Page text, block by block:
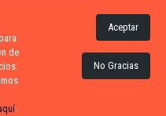
OFICIALES KRIPSOL
de
.
Aceptar
No Gracias